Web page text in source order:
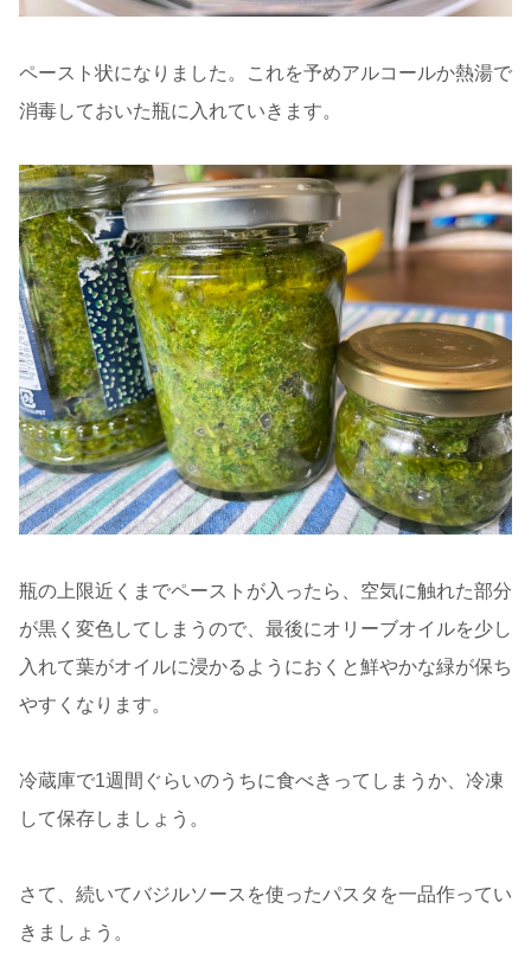
ペースト状になりました。これを予めアルコールか熱湯で
消毒しておいた瓶に入れていきます。
瓶の上限近くまでペーストが入ったら、空気に触れた部分
が黒く変色してしまうので、最後にオリーブオイルを少し
入れて葉がオイルに浸かるようにおくと鮮やかな緑が保ち
やすくなります。
冷蔵庫で1週間ぐらいのうちに食べきってしまうか、冷凍
して保存しましょう。
さて、続いてバジルソースを使ったパスタを一品作ってい
きましょう。